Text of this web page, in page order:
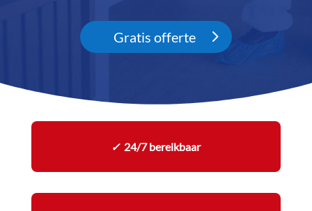
Gratis offerte
✓24/7 bereikbaar